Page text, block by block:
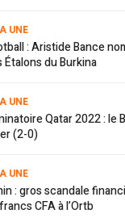
UNE
: Aristide Bance
Étalons du Burkina
UNE
Qatar 2022 : le
(2-0)
UNE
: gros scandale
CFA à l’Ortb